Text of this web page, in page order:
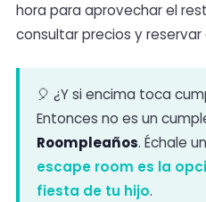
hora para aprovechar el
consultar precios y
🎈 ¿Y si encima toca
Entonces no es un
Roompleaños. Échale
escape room es la
fiesta de tu hijo.